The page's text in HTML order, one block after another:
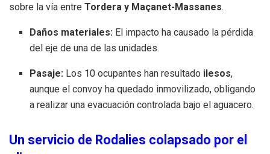
sobre la vía entre Tordera y Maçanet-Massanes.
Daños materiales: El impacto ha causado la pérdida
del eje de una de las unidades.
Pasaje: Los 10 ocupantes han resultado ilesos,
aunque el convoy ha quedado inmovilizado, obligando
a realizar una evacuación controlada bajo el aguacero.
Un servicio de Rodalies colapsado por el